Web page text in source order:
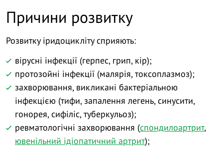
Причини розвитку
Розвитку іридоцикліту сприяють:
вірусні інфекції (герпес, грип, кір);
протозойні інфекції (малярія, токсоплазмоз);
захворювання, викликані бактеріальною
інфекцією (тифи, запалення легень, синусити,
гонорея, сифіліс, туберкульоз);
ревматологічні захворювання (спондилоартрит,
ювенільний ідіопатичний артрит);